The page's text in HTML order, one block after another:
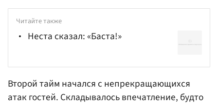
Читайте также
Неста сказал: «Баста!»
Второй тайм начался с непрекращающихся
атак гостей. Складывалось впечатление, будто